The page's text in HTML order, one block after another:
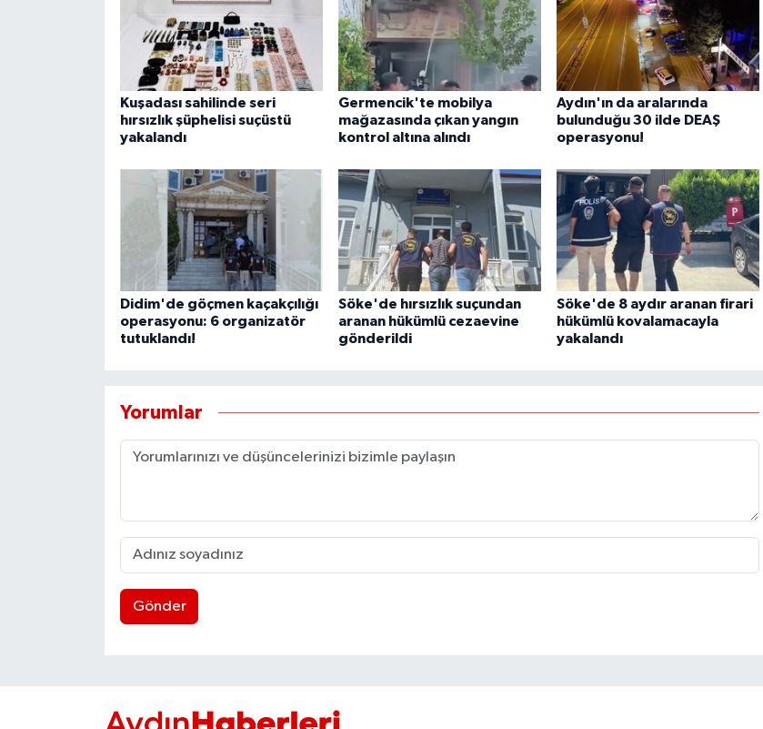
Kuşadası sahilinde seri
hırsızlık şüphelisi suçüstü
yakalandı
Germencik'te mobilya
mağazasında çıkan yangın
kontrol altına alındı
Aydın'ın da aralarında
bulunduğu 30 ilde DEAŞ
operasyonu!
Didim'de göçmen kaçakçılığı
operasyonu: 6 organizatör
tutuklandı!
Söke'de hırsızlık suçundan
aranan hükümlü cezaevine
gönderildi
Söke'de 8 aydır aranan firari
hükümlü kovalamacayla
yakalandı
Yorumlar
Gönder